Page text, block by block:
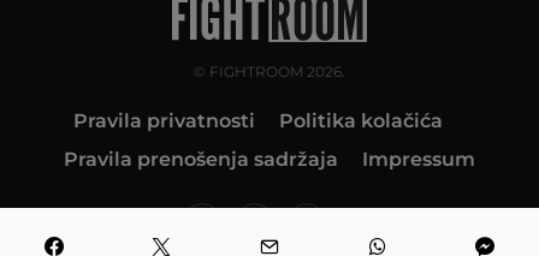
© FIGHTROOM 2026.
Pravila privatnosti
Politika kolačića
Pravila prenošenja sadržaja
Impressum